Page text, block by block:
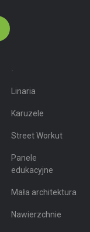
Linaria
Karuzele
Street Workut
Panele
edukacyjne
Mała architektura
Nawierzchnie